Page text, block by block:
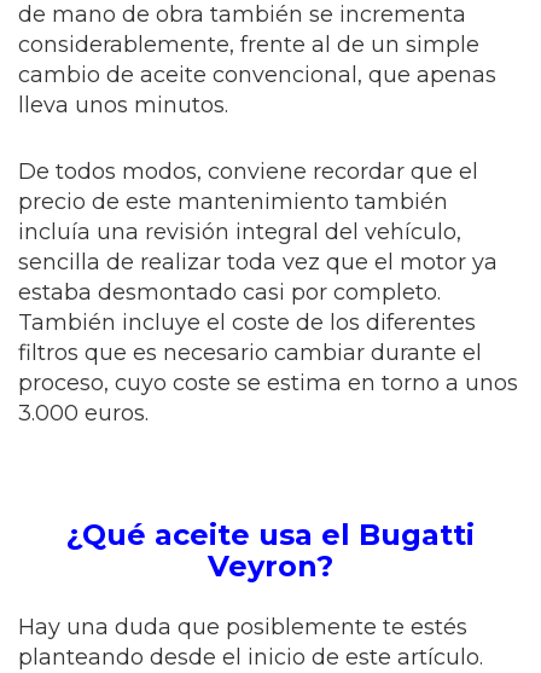
de mano de obra también se incrementa
considerablemente, frente al de un simple
cambio de aceite convencional, que apenas
lleva unos minutos.
De todos modos, conviene recordar que el
precio de este mantenimiento también
incluía una revisión integral del vehículo,
sencilla de realizar toda vez que el motor ya
estaba desmontado casi por completo.
También incluye el coste de los diferentes
filtros que es necesario cambiar durante el
proceso, cuyo coste se estima en torno a unos
3.000 euros.
¿Qué aceite usa el Bugatti
Veyron?
Hay una duda que posiblemente te estés
planteando desde el inicio de este artículo.